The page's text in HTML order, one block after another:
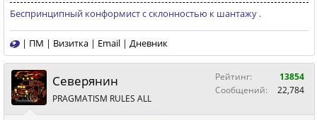
Беспринципный конформист с склонностью к шантажу .
| ПМ | Визитка | Email | Дневник
Северянин
PRAGMATISM RULES ALL
Рейтинг:
13854
Сообщений:
22,784